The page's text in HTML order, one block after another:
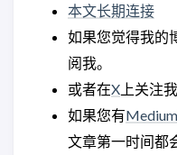
本文长期连接
如果您觉得我的
阅我。
或者在X 上关注我
如果您有Medium
文章第一时间都